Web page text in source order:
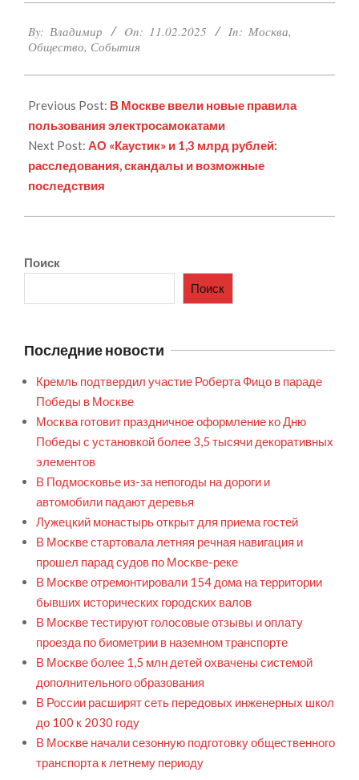
02-
11
By: Владимир On: 11.02.2025 In: Москва,
Общество, События
Previous Post: В Москве ввели новые правила
пользования электросамокатами
Next Post: АО «Каустик» и 1,3 млрд рублей:
расследования, скандалы и возможные
последствия
Поиск
Поиск
Последние новости
Кремль подтвердил участие Роберта Фицо в параде
Победы в Москве
Москва готовит праздничное оформление ко Дню
Победы с установкой более 3,5 тысячи декоративных
элементов
В Подмосковье из-за непогоды на дороги и
автомобили падают деревья
Лужецкий монастырь открыт для приема гостей
В Москве стартовала летняя речная навигация и
прошел парад судов по Москве-реке
В Москве отремонтировали 154 дома на территории
бывших исторических городских валов
В Москве тестируют голосовые отзывы и оплату
проезда по биометрии в наземном транспорте
В Москве более 1,5 млн детей охвачены системой
дополнительного образования
В России расширят сеть передовых инженерных школ
до 100 к 2030 году
В Москве начали сезонную подготовку общественного
транспорта к летнему периоду